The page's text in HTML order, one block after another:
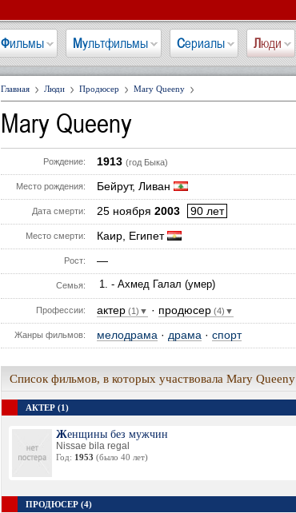
Фильмы Мультфильмы Сериалы Люди
Главная Люди Продюсер Mary Queeny
Mary Queeny
Рождение: 1913 (год Быка)
Место рождения: Бейрут, Ливан
Дата смерти: 25 ноября 2003 90 лет
Место смерти: Каир, Египет
Рост: —
Семья: - Ахмед Галал (умер)
Профессии: актер (1)▼ · продюсер (4)▼
Жанры фильмов: мелодрама · драма · спорт
Список фильмов, в которых участвовала Mary Queeny
АКТЕР (1)
Женщины без мужчин
Nissae bila regal
Год: 1953 (было 40 лет)
ПРОДЮСЕР (4)